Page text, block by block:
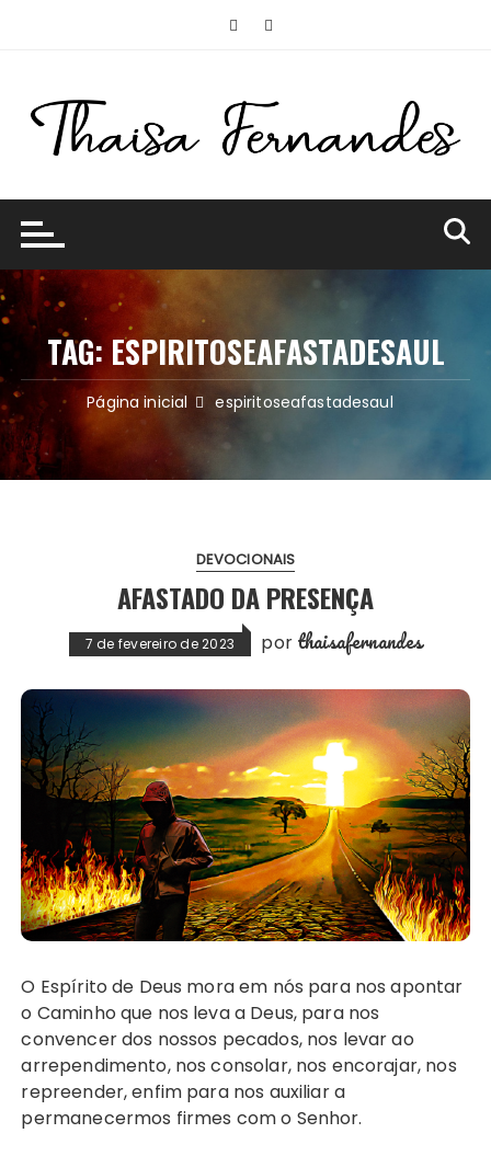
TAG: ESPIRITOSEAFASTADESAUL
Página inicial espiritoseafastadesaul
DEVOCIONAIS
AFASTADO DA PRESENÇA
7 de fevereiro de 2023 por thaisafernandes
O Espírito de Deus mora em nós para nos apontar
o Caminho que nos leva a Deus, para nos
convencer dos nossos pecados, nos levar ao
arrependimento, nos consolar, nos encorajar, nos
repreender, enfim para nos auxiliar a
permanecermos firmes com o Senhor.